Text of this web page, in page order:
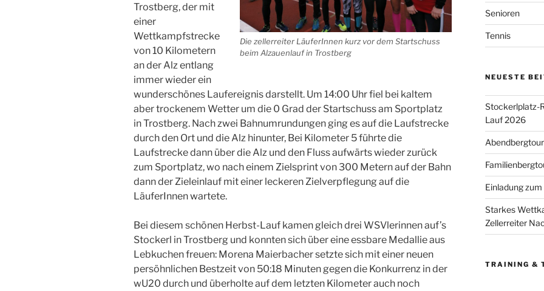
Die zellerreiter LäuferInnen kurz vor dem Startschuss
beim Alzauenlauf in Trostberg
Trostberg, der mit
einer
Wettkampfstrecke
von 10 Kilometern
an der Alz entlang
immer wieder ein
wunderschönes Laufereignis darstellt. Um 14:00 Uhr fiel bei kaltem
aber trockenem Wetter um die 0 Grad der Startschuss am Sportplatz
in Trostberg. Nach zwei Bahnumrundungen ging es auf die Laufstrecke
durch den Ort und die Alz hinunter, Bei Kilometer 5 führte die
Laufstrecke dann über die Alz und den Fluss aufwärts wieder zurück
zum Sportplatz, wo nach einem Zielsprint von 300 Metern auf der Bahn
dann der Zieleinlauf mit einer leckeren Zielverpflegung auf die
LäuferInnen wartete.
Bei diesem schönen Herbst-Lauf kamen gleich drei WSVlerinnen auf’s
Stockerl in Trostberg und konnten sich über eine essbare Medallie aus
Lebkuchen freuen: Morena Maierbacher setzte sich mit einer neuen
persöhnlichen Bestzeit von 50:18 Minuten gegen die Konkurrenz in der
wU20 durch und überholte auf dem letzten Kilometer auch noch
Senioren
Tennis
NEUESTE
Stockerlplatz-
Lauf 2026
Einladung
Starkes
Zellerreiter
TRAINING &